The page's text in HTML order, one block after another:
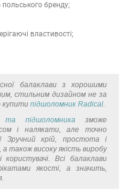
бренду;
властивості;
балаклави з хорошими
стильним дизайном не за
купити підшоломник Radical.
та підшоломника зможе
і налякати, але точно
Зручний крій, простота і
а також високу якість виробу
користувачі. Всі балаклави
якості, а значить,